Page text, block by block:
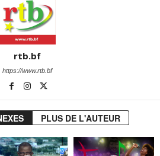
rtb.bf
https://www.rtb.bf
PLUS DE L'AUTEUR